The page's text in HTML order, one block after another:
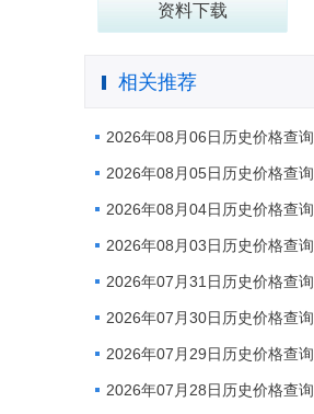
资料下载
相关推荐
2026年08月06日历史价格查询
2026年08月05日历史价格查询
2026年08月04日历史价格查询
2026年08月03日历史价格查询
2026年07月31日历史价格查询
2026年07月30日历史价格查询
2026年07月29日历史价格查询
2026年07月28日历史价格查询